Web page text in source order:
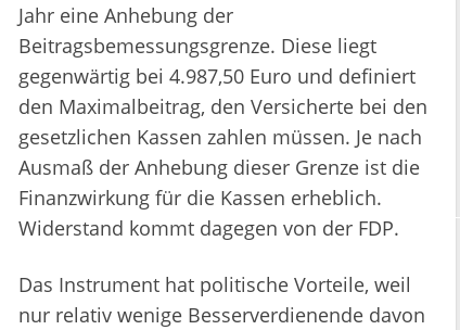
Jahr eine Anhebung der
Beitragsbemessungsgrenze. Diese liegt
gegenwärtig bei 4.987,50 Euro und definiert
den Maximalbeitrag, den Versicherte bei den
gesetzlichen Kassen zahlen müssen. Je nach
Ausmaß der Anhebung dieser Grenze ist die
Finanzwirkung für die Kassen erheblich.
Widerstand kommt dagegen von der FDP.
Das Instrument hat politische Vorteile, weil
nur relativ wenige Besserverdienende davon